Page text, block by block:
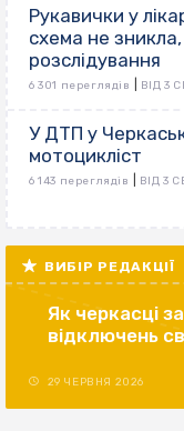
Рукавички у
схема не
розслідування
6 301 переглядів ВІД 3
У ДТП у
мотоцикліст
6 143 переглядів ВІД 3
ВИБІР РЕДАКЦІЇ
Як черкасці
відключень
29 ЧЕРВНЯ 2026